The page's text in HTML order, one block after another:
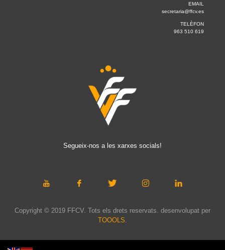
EMAIL
secretaria@ffcv.es
TELÈFON
963 510 619
Segueix-nos a les xarxes socials!
Copyright © 2019 FFCV. Tots els drets reservats. desenvolupat per
TOOOLS